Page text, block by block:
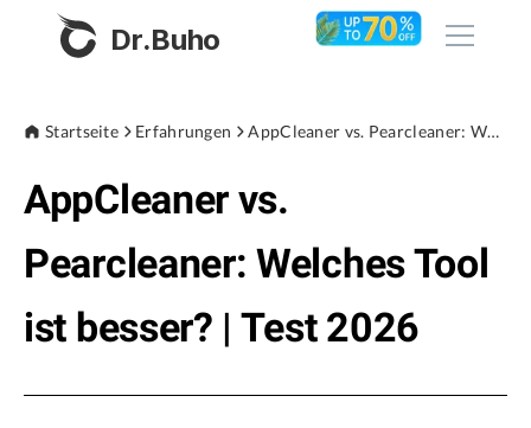
Dr.Buho
Produkte
BuhoCleaner
BuhoRepair
Store
Blog
Startseite Erfahrungen AppCleaner vs. Pearcleaner: Welches Tool ist besser? | Test 2026
AppCleaner vs.
Pearcleaner: Welches Tool
ist besser? | Test 2026